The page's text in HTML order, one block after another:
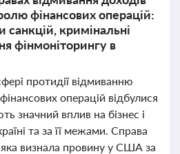
фінансових операцій:
санкцій, кримінальні
фінмоніторингу в
протидії відмиванню
операцій відбулися
значний вплив на бізнес і
та за її межами. Справа
яка визнала провину у США за